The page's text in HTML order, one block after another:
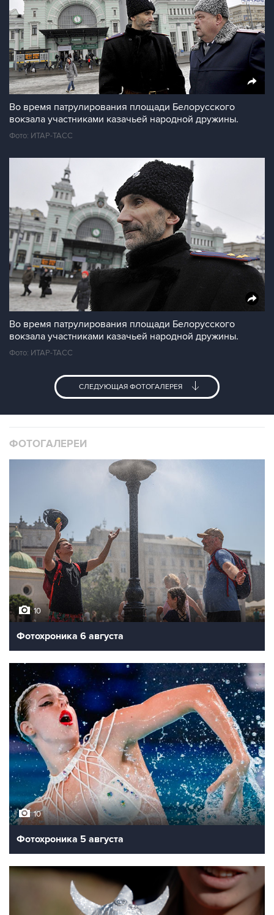
Во время патрулирования площади Белорусского
вокзала участниками казачьей народной дружины.
Фото: ИТАР-ТАСС
Во время патрулирования площади Белорусского
вокзала участниками казачьей народной дружины.
Фото: ИТАР-ТАСС
СЛЕДУЮЩАЯ ФОТОГАЛЕРЕЯ
ФОТОГАЛЕРЕИ
10
Фотохроника 6 августа
10
Фотохроника 5 августа